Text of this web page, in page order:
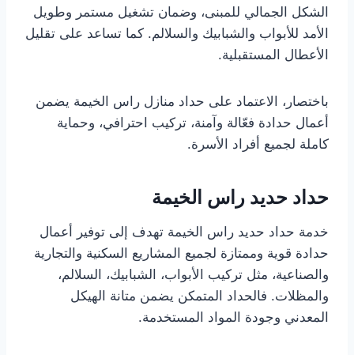
الشكل الجمالي للمبنى، وضمان تشغيل مستمر وطويل
الأمد للأبواب والشبابيك والسلالم. كما تساعد على تقليل
الأعطال المستقبلية.
باختصار، الاعتماد على حداد منازل راس الخيمة يضمن
أعمال حدادة فعّالة وآمنة، تركيب احترافي، وحماية
كاملة لجميع أفراد الأسرة.
حداد حديد راس الخيمة
خدمة حداد حديد راس الخيمة تهدف إلى توفير أعمال
حدادة قوية وممتازة لجميع المشاريع السكنية والتجارية
والصناعية، مثل تركيب الأبواب، الشبابيك، السلالم،
والمظلات. فالحداد المتمكن يضمن متانة الهيكل
المعدني وجودة المواد المستخدمة.